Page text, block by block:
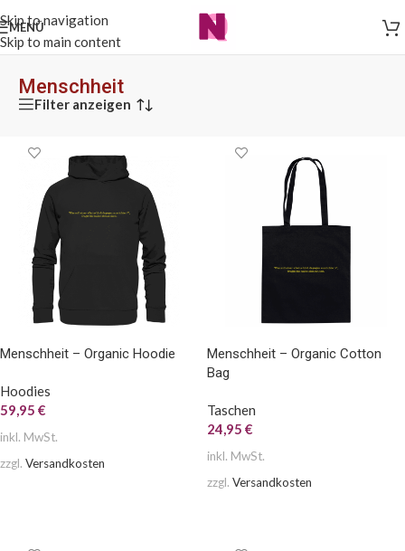
Skip to navigation
Skip to main content
MENÜ
Menschheit
Filter anzeigen
Menschheit – Organic Hoodie
Hoodies
59,95 €
inkl. MwSt.
zzgl. Versandkosten
Menschheit – Organic Cotton
Bag
Taschen
24,95 €
inkl. MwSt.
zzgl. Versandkosten